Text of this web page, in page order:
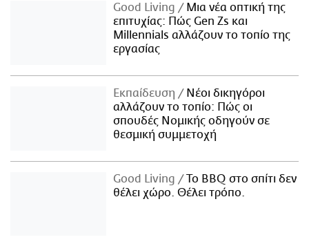
Good Living
Μια νέα οπτική της
επιτυχίας: Πώς Gen Zs και
Millennials αλλάζουν το τοπίο της
εργασίας
Εκπαίδευση
Νέοι δικηγόροι
αλλάζουν το τοπίο: Πώς οι
σπουδές Νομικής οδηγούν σε
θεσμική συμμετοχή
Good Living
Το BBQ στο σπίτι δεν
θέλει χώρο. Θέλει τρόπο.